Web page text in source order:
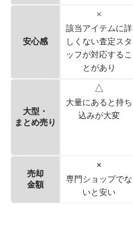
安心感
×
該当アイテムに詳
しくない査定スタ
ッフが対応するこ
とがあり
大型・
まとめ売り
△
大量にあると持ち
込みが大変
売却
金額
×
専門ショップでな
いと安い